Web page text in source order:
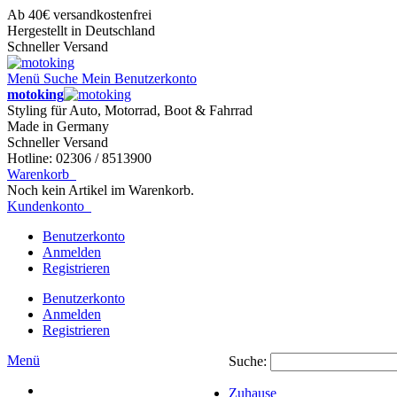
Ab 40€ versandkostenfrei
Hergestellt in Deutschland
Schneller Versand
Menü Suche Mein Benutzerkonto
motoking
Styling für Auto, Motorrad, Boot & Fahrrad
Made in Germany
Schneller Versand
Hotline: 02306 / 8513900
Warenkorb
Noch kein Artikel im Warenkorb.
Kundenkonto
Benutzerkonto
Anmelden
Registrieren
Benutzerkonto
Anmelden
Registrieren
Menü
Suche:
Zuhause